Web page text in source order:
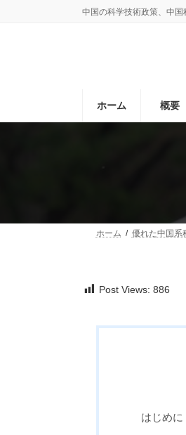
ッ
移
中国の科学技術政策、中
ホーム 概要
ホーム 優れた中国系
Post Views: 886
はじめに